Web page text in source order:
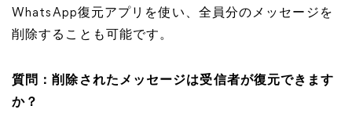
WhatsApp復元アプリを使い、全員分のメッセージを
削除することも可能です。
質問：削除されたメッセージは受信者が復元できます
か？